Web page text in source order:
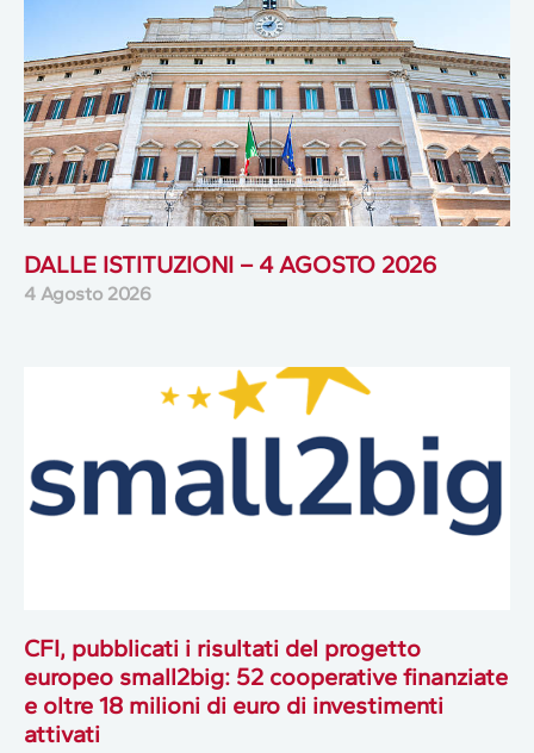
DALLE ISTITUZIONI – 4 AGOSTO 2026
4 Agosto 2026
CFI, pubblicati i risultati del progetto
europeo small2big: 52 cooperative finanziate
e oltre 18 milioni di euro di investimenti
attivati